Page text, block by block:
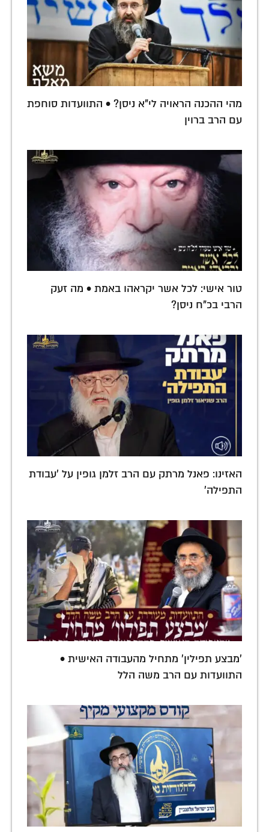
מהי ההכנה הראויה לי"א ניסן? • התוועדות סוחפת
עם הרב ברוין
טור אישי: לכל אשר יקראהו באמת • מה זעק
הרבי בכ"ח ניסן?
האזינו: פאנל מרתק עם הרב זלמן גופין על 'עבודת
התפילה'
'מבצע תפילין' מתחיל מהעבודה האישית •
התוועדות עם הרב משה הלל